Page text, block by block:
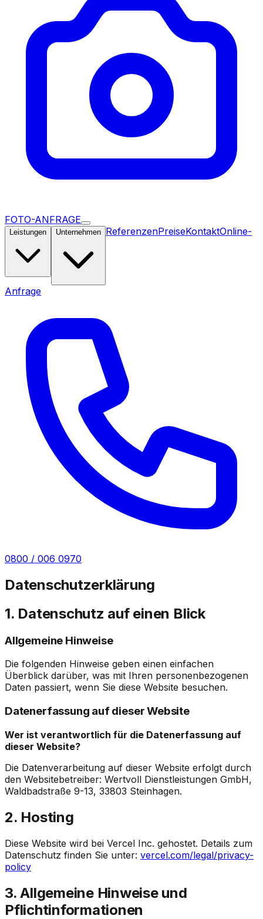
FOTO-ANFRAGE
Leistungen Unternehmen ReferenzenPreiseKontaktOnline-
Anfrage
0800 / 006 0970
Datenschutzerklärung
1. Datenschutz auf einen Blick
Allgemeine Hinweise
Die folgenden Hinweise geben einen einfachen
Überblick darüber, was mit Ihren personenbezogenen
Daten passiert, wenn Sie diese Website besuchen.
Datenerfassung auf dieser Website
Wer ist verantwortlich für die Datenerfassung auf
dieser Website?
Die Datenverarbeitung auf dieser Website erfolgt durch
den Websitebetreiber: Wertvoll Dienstleistungen GmbH,
Waldbadstraße 9-13, 33803 Steinhagen.
2. Hosting
Diese Website wird bei Vercel Inc. gehostet. Details zum
Datenschutz finden Sie unter: vercel.com/legal/privacy-
policy
3. Allgemeine Hinweise und
Pflichtinformationen